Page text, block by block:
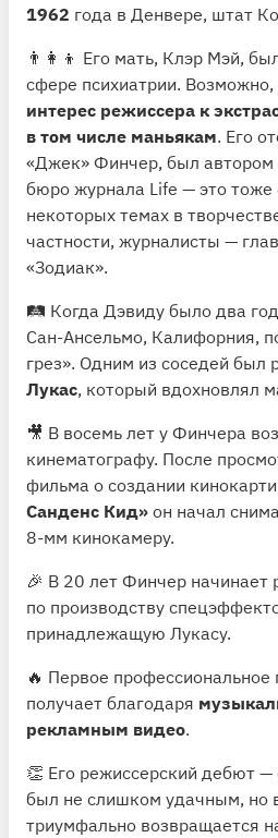
1962 года в Денвере, штат
👨‍👩‍👦 Его мать, Клэр Мэй,
сфере психиатрии.
интерес режиссера к
в том числе маньякам. Его
«Джек» Финчер, был автором
бюро журнала Life — это тоже
некоторых темах в
частности, журналисты —
«Зодиак».
🛤 Когда Дэвиду было два
Сан-Ансельмо, Калифорния,
грез». Одним из соседей был
Лукас, который вдохновлял
🎥 В восемь лет у Финчера
кинематографу. После
фильма о создании
Санденс Кид» он начал
8-мм кинокамеру.
🎉 В 20 лет Финчер начинает
по производству
принадлежащую Лукасу.
🔥 Первое профессиональное
получает благодаря
рекламным видео.
👏 Его режиссерский дебют
был не слишком удачным, но
триумфально возвращается